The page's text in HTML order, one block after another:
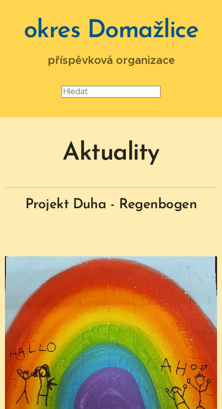
okres Domažlice
příspěvková organizace
Aktuality
Projekt Duha - Regenbogen